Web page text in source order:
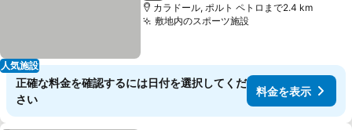
人気施設
カラドール, ポルト ペトロまで2.4 km
敷地内のスポーツ施設
正確な料金を確認するには日付を選択してくだ
さい
料金を表示